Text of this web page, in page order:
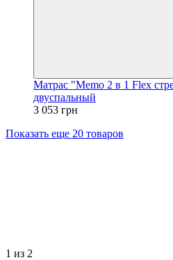
Матрас "Memo 2 в 1 Flex
двуспальный
3 053 грн
Показать еще 20 товаров
1 из 2